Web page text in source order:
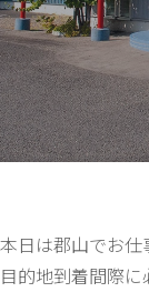
本日は郡山でお仕
目的地到着間際